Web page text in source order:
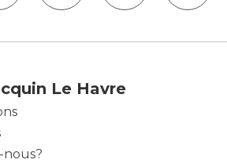
Le Havre
nous?